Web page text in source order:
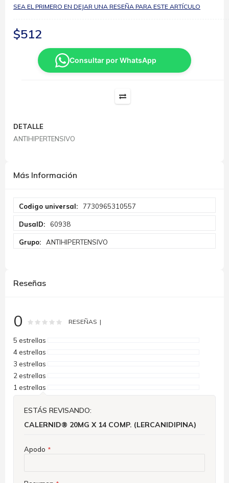
SEA EL PRIMERO EN DEJAR UNA RESEÑA PARA ESTE ARTÍCULO
$512
Consultar por WhatsApp
DETALLE
ANTIHIPERTENSIVO
Más Información
Información
7730965310557
60938
ANTIHIPERTENSIVO
Reseñas
0 Rating: % of100
RESEÑAS
5 estrellas
4 estrellas
3 estrellas
2 estrellas
1 estrellas
ESTÁS REVISANDO:
CALERNID® 20MG X 14 COMP. (LERCANIDIPINA)
Apodo